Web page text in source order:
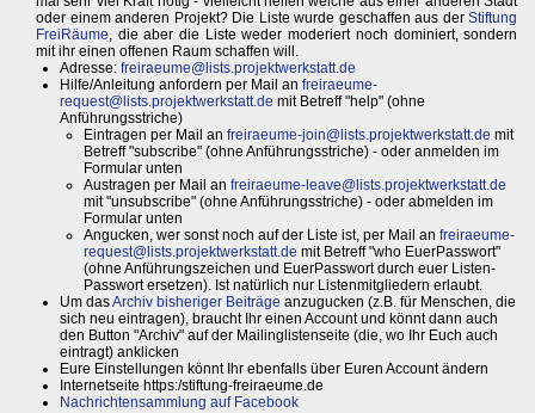
oder einem anderen Projekt? Die Liste wurde geschaffen aus derStiftung
FreiRäume, die aber die Liste weder moderiert noch dominiert, sondern
mit ihr einen offenen Raum schaffen will.
Adresse: freiraeume@lists.projektwerkstatt.de
Hilfe/Anleitung anfordern per Mail an freiraeume-
request@lists.projektwerkstatt.de mit Betreff "help" (ohne
Anführungsstriche)
Eintragen per Mail an freiraeume-join@lists.projektwerkstatt.de mit
Betreff "subscribe" (ohne Anführungsstriche) - oder anmelden im
Formular unten
Austragen per Mail an freiraeume-leave@lists.projektwerkstatt.de
mit "unsubscribe" (ohne Anführungsstriche) - oder abmelden im
Formular unten
Angucken, wer sonst noch auf der Liste ist, per Mail an freiraeume-
request@lists.projektwerkstatt.de mit Betreff "who EuerPasswort"
(ohne Anführungszeichen und EuerPasswort durch euer Listen-
Passwort ersetzen). Ist natürlich nur Listenmitgliedern erlaubt.
Um dasArchiv bisheriger Beiträge anzugucken (z.B. für Menschen, die
sich neu eintragen), braucht Ihr einen Account und könnt dann auch
den Button "Archiv" auf der Mailinglistenseite (die, wo Ihr Euch auch
eintragt) anklicken
Eure Einstellungen könnt Ihr ebenfalls über Euren Account ändern
Internetseite https:/stiftung-freiraeume.de
Nachrichtensammlung auf Facebook